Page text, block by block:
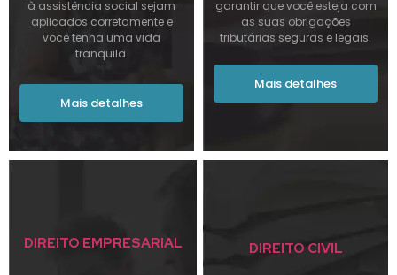
à assistência social sejam
aplicados corretamente e
você tenha uma vida
tranquila.
Mais detalhes
garantir que você esteja com
as suas obrigações
tributárias seguras e legais.
Mais detalhes
DIREITO EMPRESARIAL DIREITO CIVIL